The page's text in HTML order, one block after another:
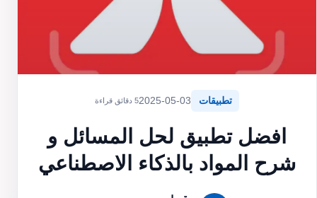
تطبيقات 2025-05-035 دقائق قراءة
افضل تطبيق لحل المسائل و
شرح المواد بالذكاء الاصطناعي